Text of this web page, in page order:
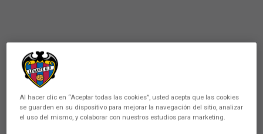
There are no reactions yet. Be the first!
Al hacer clic en “Aceptar todas las cookies”, usted acepta que las cookies
se guarden en su dispositivo para mejorar la navegación del sitio, analizar
el uso del mismo, y colaborar con nuestros estudios para marketing.